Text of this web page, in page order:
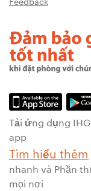
Tải ứng dụng
app
Tìm hiểu thêm
nhanh và Phần
mọi nơi